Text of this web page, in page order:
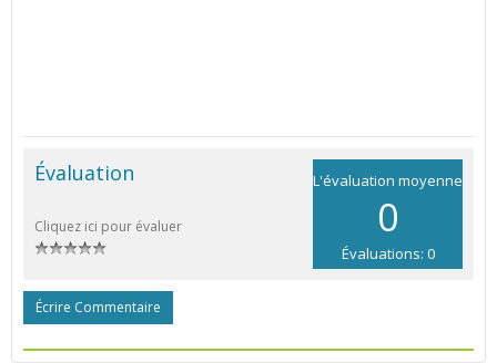
L'évaluation moyenne
0
Évaluations: 0
Évaluation
Cliquez ici pour évaluer
Écrire Commentaire